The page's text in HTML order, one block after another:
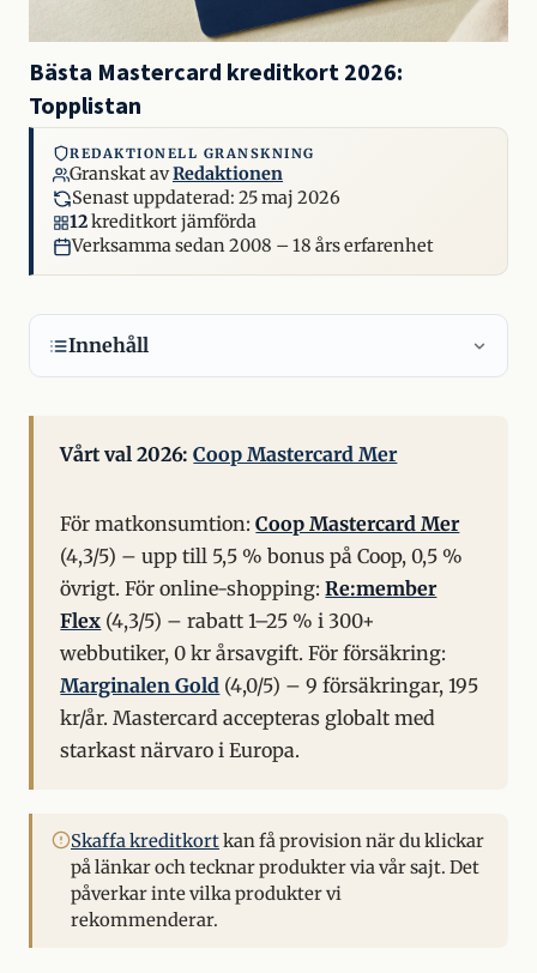
Bästa Mastercard kreditkort 2026:
Topplistan
REDAKTIONELL GRANSKNING
Granskat avRedaktionen
Senast uppdaterad: 25 maj 2026
12kreditkort jämförda
Verksamma sedan 2008 – 18 års erfarenhet
Innehåll
Vårt val 2026:Coop Mastercard Mer
För matkonsumtion:Coop Mastercard Mer
(4,3/5) – upp till 5,5 % bonus på Coop, 0,5 %
övrigt. För online-shopping:Re:member
Flex (4,3/5) – rabatt 1–25 % i 300+
webbutiker, 0 kr årsavgift. För försäkring:
Marginalen Gold (4,0/5) – 9 försäkringar, 195
kr/år. Mastercard accepteras globalt med
starkast närvaro i Europa.
Skaffa kreditkortkan få provision när du klickar
på länkar och tecknar produkter via vår sajt. Det
påverkar inte vilka produkter vi
rekommenderar.